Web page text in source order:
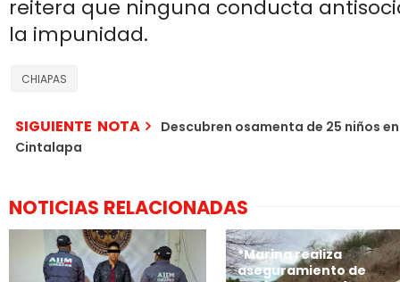
reitera que ninguna conducta
la impunidad.
CHIAPAS
SIGUIENTE NOTA
Descubren osamenta de 25 niños
Cintalapa
NOTICIAS RELACIONADAS
*Marina realiza
aseguramiento de